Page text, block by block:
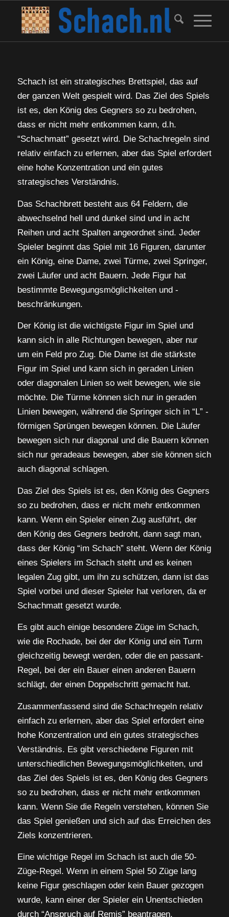
Schach ist ein strategisches Brettspiel, das auf
der ganzen Welt gespielt wird. Das Ziel des Spiels
ist es, den König des Gegners so zu bedrohen,
dass er nicht mehr entkommen kann, d.h.
“Schachmatt” gesetzt wird. Die Schachregeln sind
relativ einfach zu erlernen, aber das Spiel erfordert
eine hohe Konzentration und ein gutes
strategisches Verständnis.
Das Schachbrett besteht aus 64 Feldern, die
abwechselnd hell und dunkel sind und in acht
Reihen und acht Spalten angeordnet sind. Jeder
Spieler beginnt das Spiel mit 16 Figuren, darunter
ein König, eine Dame, zwei Türme, zwei Springer,
zwei Läufer und acht Bauern. Jede Figur hat
bestimmte Bewegungsmöglichkeiten und -
beschränkungen.
Der König ist die wichtigste Figur im Spiel und
kann sich in alle Richtungen bewegen, aber nur
um ein Feld pro Zug. Die Dame ist die stärkste
Figur im Spiel und kann sich in geraden Linien
oder diagonalen Linien so weit bewegen, wie sie
möchte. Die Türme können sich nur in geraden
Linien bewegen, während die Springer sich in “L” -
förmigen Sprüngen bewegen können. Die Läufer
bewegen sich nur diagonal und die Bauern können
sich nur geradeaus bewegen, aber sie können sich
auch diagonal schlagen.
Das Ziel des Spiels ist es, den König des Gegners
so zu bedrohen, dass er nicht mehr entkommen
kann. Wenn ein Spieler einen Zug ausführt, der
den König des Gegners bedroht, dann sagt man,
dass der König “im Schach” steht. Wenn der König
eines Spielers im Schach steht und es keinen
legalen Zug gibt, um ihn zu schützen, dann ist das
Spiel vorbei und dieser Spieler hat verloren, da er
Schachmatt gesetzt wurde.
Es gibt auch einige besondere Züge im Schach,
wie die Rochade, bei der der König und ein Turm
gleichzeitig bewegt werden, oder die en passant-
Regel, bei der ein Bauer einen anderen Bauern
schlägt, der einen Doppelschritt gemacht hat.
Zusammenfassend sind die Schachregeln relativ
einfach zu erlernen, aber das Spiel erfordert eine
hohe Konzentration und ein gutes strategisches
Verständnis. Es gibt verschiedene Figuren mit
unterschiedlichen Bewegungsmöglichkeiten, und
das Ziel des Spiels ist es, den König des Gegners
so zu bedrohen, dass er nicht mehr entkommen
kann. Wenn Sie die Regeln verstehen, können Sie
das Spiel genießen und sich auf das Erreichen des
Ziels konzentrieren.
Eine wichtige Regel im Schach ist auch die 50-
Züge-Regel. Wenn in einem Spiel 50 Züge lang
keine Figur geschlagen oder kein Bauer gezogen
wurde, kann einer der Spieler ein Unentschieden
durch “Anspruch auf Remis” beantragen.